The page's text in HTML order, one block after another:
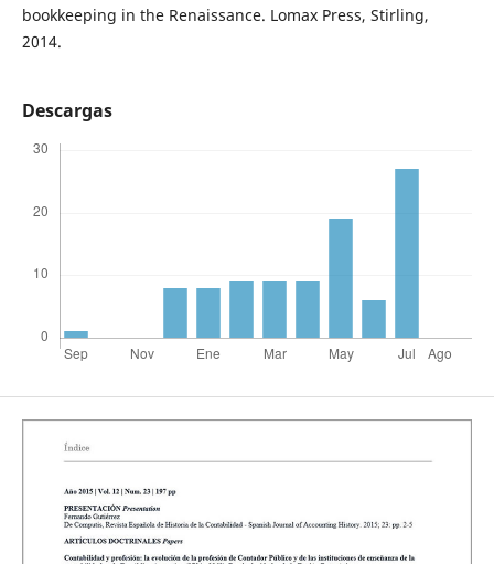
bookkeeping in the Renaissance. Lomax Press, Stirling,
2014.
Descargas